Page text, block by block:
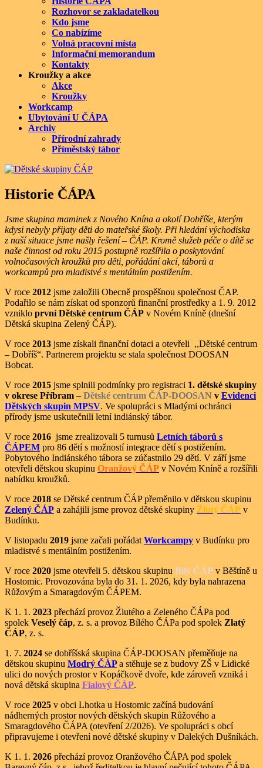
Rozhovor se zakladatelkou
Kdo jsme
Co nabízíme
Volná pracovní místa
Informační memorandum
Kontakty
Kroužky a akce
Akce
Kroužky
Workcamp
Ubytování U ČÁPA
Archiv
Přírodní zahrady
Příměstský tábor
Historie ČÁPA
Jsme skupina maminek z Nového Knína a okolí Dobříše, kterým
kdysi nebyly přijaty děti do mateřské školy. Při hledání východiska
z naší situace jsme našly řešení – ČÁP. Kromě služeb péče o dítě se
naše činnost od roku 2015 postupně rozšířila o poskytování
volnočasových kroužků pro děti, pořádání akcí, táborů a
workcampů pro mladistvé s mentálním postižením.
V roce 2012 jsme založili Obecně prospěšnou společnost ČAP.
Podařilo se nám získat od sponzorů finanční prostředky a 1. 9. 2012
vzniklo první Dětské centrum ČÁP v Novém Kníně (dnešní
Dětská skupina Zelený ČÁP).
V roce 2013 jsme získali finanční dotaci a otevřeli ,,Dětské centrum
– Dobříš“. Partnerem projektu se stala společnost DOOSAN
Bobcat.
V roce 2015 jsme splnili podmínky pro registraci 1. dětské skupiny
v okrese Příbram – Dětské centrum ČÁP-DOOSAN v Evidenci
Dětských skupin MPSV. Ve spolupráci s Mladými ochránci
přírody jsme uskutečnili letní indiánský tábor.
V roce 2016 jsme zrealizovali 5 turnusů Letních táborů s
ČÁPEM pro 86 dětí s možností integrace dětí s postižením.
Pobytového Indiánského tábora se zúčastnilo 29 dětí. V září jsme
otevřeli dětskou skupinu Oranžový ČÁP v Novém Kníně a rozšířili
nabídku kroužků.
V roce 2018 se Dětské centrum ČÁP přeměnilo v dětskou skupinu
Zelený ČÁP a zahájili jsme provoz dětské skupiny Žlutý ČÁP v
Budínku.
V listopadu 2019 jsme začali pořádat Workcampy v Budínku pro
mladistvé s mentálním postižením.
V roce 2020 jsme otevřeli 5. dětskou skupinu Bílý ČÁP v Běštíně u
Hostomic. Provozována byla do 31. 1. 2026, kdy byla nahrazena
Růžovým a Smaragdovým ČÁPEM.
K 1. 1. 2023 přechází provoz Žlutého a Zeleného ČÁPa pod
spolek Veselý čáp, z. s. a provoz Bílého ČÁPa pod spolek Zlatý
ČÁP, z. s.
1. 7. 2024 se dobříšská skupina ČÁP-DOOSAN přeměňuje na
dětskou skupinu Modrý ČÁP a stěhuje se z budovy ZŠ v Lidické
ulici do nových prostor v Kopáčkově dvoře, kde zároveň vzniká i
nová dětská skupina Fialový ČÁP.
V roce 2025 v obci Lhotka u Hostomic začíná budování
nádherných prostor nových dětských skupin Růžového a
Smaragdového ČÁPA (otevření 2/2026). Ve spolupráci s obcí
připravujeme i otevření nové dětské skupiny v Dalekých Dušníkách.
K 1. 1. 2026 přechází provoz Oranžového ČÁPA pod spolek